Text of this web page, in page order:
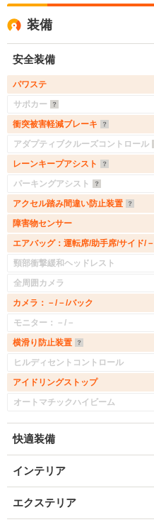
装備
安全装備
パワステ
サポカー
衝突被害軽減ブレーキ
アダプティブクルーズコントロール
レーンキープアシスト
パーキングアシスト
アクセル踏み間違い防止装置
障害物センサー
エアバッグ：運転席/助手席/サイド/－
頸部衝撃緩和ヘッドレスト
全周囲カメラ
カメラ：－/－/バック
モニター：－/－
横滑り防止装置
ヒルディセントコントロール
アイドリングストップ
オートマチックハイビーム
快適装備
インテリア
エクステリア